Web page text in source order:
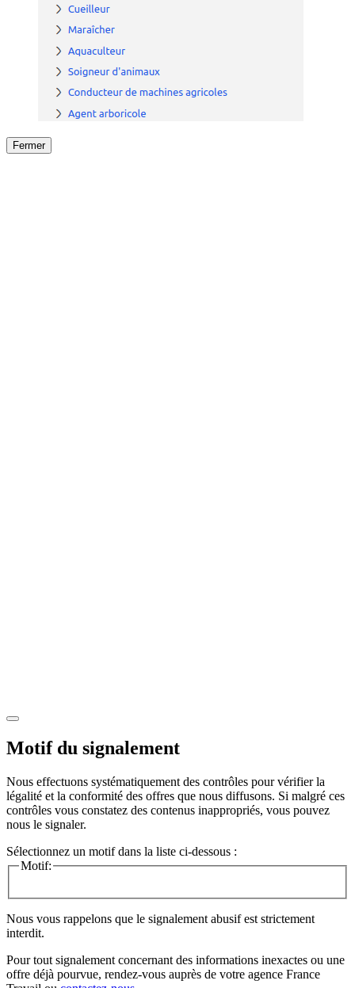
Fermer
Motif du signalement
Nous effectuons systématiquement des contrôles pour vérifier la
légalité et la conformité des offres que nous diffusons. Si malgré ces
contrôles vous constatez des contenus inappropriés, vous pouvez
nous le signaler.
Sélectionnez un motif dans la liste ci-dessous :
Motif:
Nous vous rappelons que le signalement abusif est strictement
interdit.
Pour tout signalement concernant des informations inexactes ou une
offre déjà pourvue, rendez-vous auprès de votre agence France